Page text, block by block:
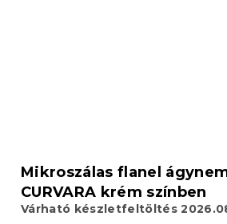
Mikroszálas flanel
CURVARA krém színben
Várható készletfeltöltés